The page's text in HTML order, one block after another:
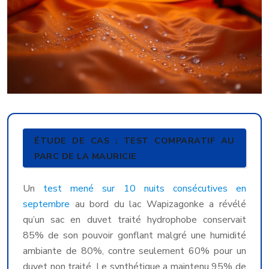
ÉTUDE DE CAS : TEST COMPARATIF AU
PARC DE LA MAURICIE
Un test mené sur 10 nuits consécutives en
septembre au bord du lac Wapizagonke a révélé
qu’un sac en duvet traité hydrophobe conservait
85% de son pouvoir gonflant malgré une humidité
ambiante de 80%, contre seulement 60% pour un